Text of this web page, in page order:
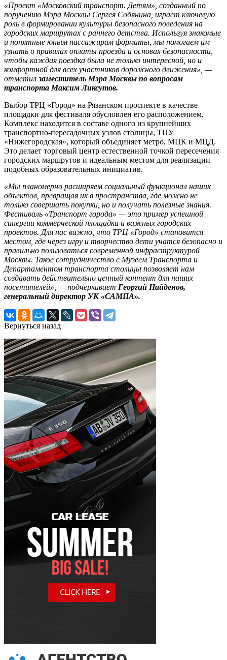
«Проект «Московский транспорт. Детям», созданный по
поручению Мэра Москвы Сергея Собянина, играет ключевую
роль в формировании культуры безопасного поведения на
городских маршрутах с раннего детства. Используя знакомые
и понятные юным пассажирам форматы, мы помогаем им
узнать о правилах оплаты проезда и основах безопасности,
чтобы каждая поездка была не только интересной, но и
комфортной для всех участников дорожного движения», —
отметил заместитель Мэра Москвы по вопросам
транспорта Максим Ликсутов.
Выбор ТРЦ «Город» на Рязанском проспекте в качестве
площадки для фестиваля обусловлен его расположением.
Комплекс находится в составе одного из крупнейших
транспортно-пересадочных узлов столицы, ТПУ
«Нижегородская», который объединяет метро, МЦК и МЦД.
Это делает торговый центр естественной точкой пересечения
городских маршрутов и идеальным местом для реализации
подобных образовательных инициатив.
«Мы планомерно расширяем социальный функционал наших
объектов, превращая их в пространства, где можно не
только совершать покупки, но и получать полезные знания.
Фестиваль «Транспорт города» — это пример успешной
синергии коммерческой площадки и важных городских
проектов. Для нас важно, что ТРЦ «Город» становится
местом, где через игру и творчество дети учатся безопасно и
правильно пользоваться современной инфраструктурой
Москвы. Такое сотрудничество с Музеем Транспорта и
Департаментом транспорта столицы позволяет нам
создавать действительно ценный контент для наших
посетителей», — подчеркивает Георгий Найденов,
генеральный директор УК «САМПА».
Вернуться назад